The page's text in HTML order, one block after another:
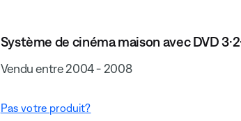
Système de cinéma maison avec DVD
Vendu entre 2004 - 2008
Pas votre produit?